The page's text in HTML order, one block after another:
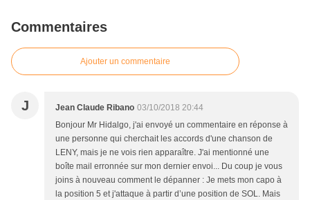
Commentaires
Ajouter un commentaire
J Jean Claude Ribano 03/10/2018 20:44
Bonjour Mr Hidalgo, j'ai envoyé un commentaire en réponse à
une personne qui cherchait les accords d'une chanson de
LENY, mais je ne vois rien apparaître. J'ai mentionné une
boîte mail erronnée sur mon dernier envoi... Du coup je vous
joins à nouveau comment le dépanner : Je mets mon capo à
la position 5 et j'attaque à partir d’une position de SOL. Mais